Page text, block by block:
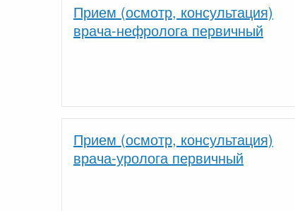
Прием (осмотр, консультация)
врача-нефролога первичный
Прием (осмотр, консультация)
врача-уролога первичный